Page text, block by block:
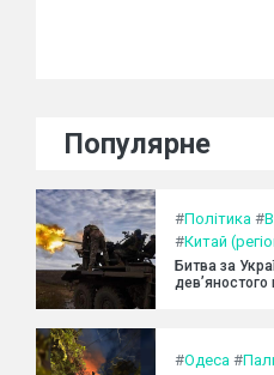
Популярне
#Політика #
#Китай
Битва за
дев’яностого
#Одеса #